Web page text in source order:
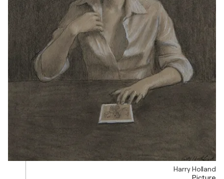
Harry Holland
Picture